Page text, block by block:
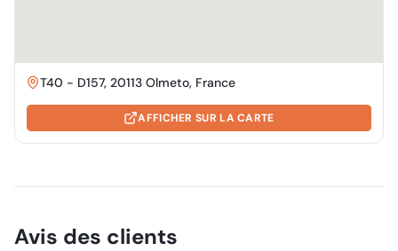
T40 - D157, 20113 Olmeto, France
AFFICHER SUR LA CARTE
Avis des clients